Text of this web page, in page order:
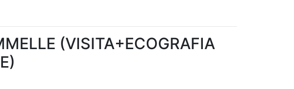
(VISITA+ECOGRAFIA